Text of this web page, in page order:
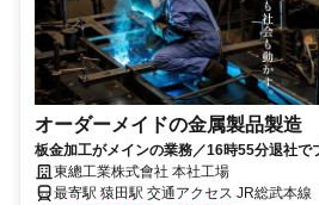
オーダーメイドの金属製品製造
板金加工がメインの業務／16時55分退社で
給4ヶ月分支給/住宅手当や家族手当、食事補
東總工業株式會社 本社工場
最寄駅 猿田駅 交通アクセス JR総武本線「猿田駅」より車で約7分 ●